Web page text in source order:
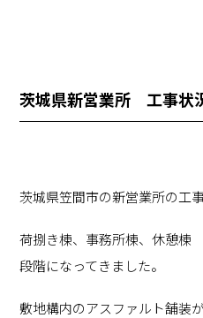
茨城県新営業所 工事状
茨城県笠間市の新営業所の工
荷捌き棟、事務所棟、休憩
段階になってきました。
敷地構内のアスファルト舗装